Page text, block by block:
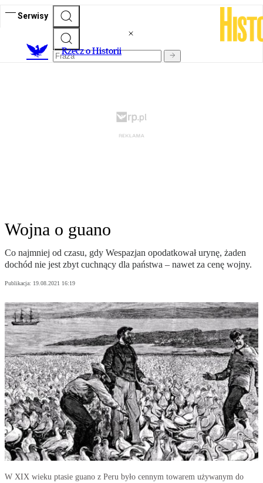
Serwisy
Rzecz o Historii
Wojna o guano
Co najmniej od czasu, gdy Wespazjan opodatkował urynę, żaden
dochód nie jest zbyt cuchnący dla państwa – nawet za cenę wojny.
Publikacja: 19.08.2021 16:19
W XIX wieku ptasie guano z Peru było cennym towarem używanym do